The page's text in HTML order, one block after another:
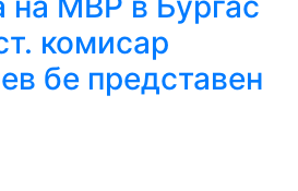
комисар
бе представен